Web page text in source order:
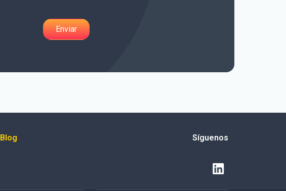
Blog Síguenos